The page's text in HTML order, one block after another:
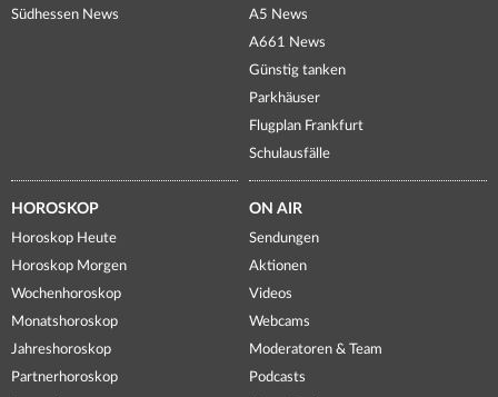
Südhessen News
A5 News
A661 News
Günstig tanken
Parkhäuser
Flugplan Frankfurt
Schulausfälle
HOROSKOP
Horoskop Heute
Horoskop Morgen
Wochenhoroskop
Monatshoroskop
Jahreshoroskop
Partnerhoroskop
ON AIR
Sendungen
Aktionen
Videos
Webcams
Moderatoren & Team
Podcasts